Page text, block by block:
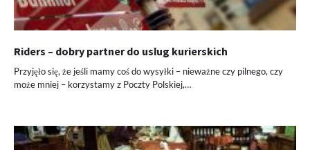
Riders – dobry partner do usług kurierskich
Przyjęło się, że jeśli mamy coś do wysyłki – nieważne czy pilnego, czy
może mniej – korzystamy z Poczty Polskiej,…